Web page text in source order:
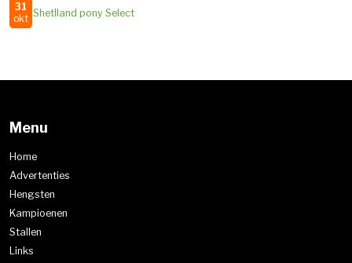
31
okt Shetlland pony Select
Menu
Home
Advertenties
Hengsten
Kampioenen
Stallen
Links